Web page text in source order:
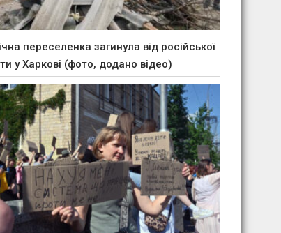
переселенка загинула від російської
у Харкові (фото, додано відео)